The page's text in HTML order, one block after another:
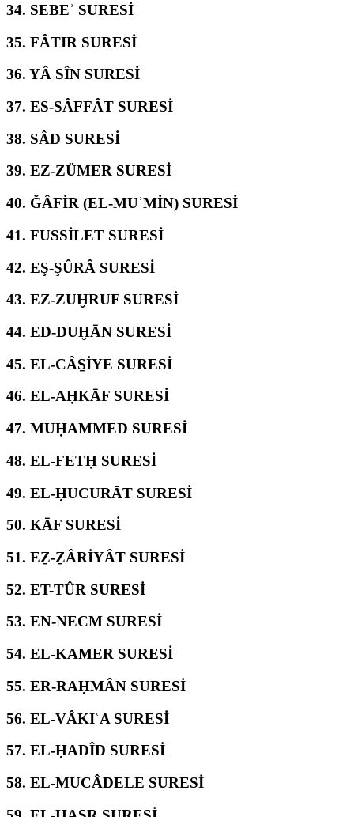
34. SEBEʾ SURESİ
35. FÂTIR SURESİ
36. YÂ SÎN SURESİ
37. ES-SÂFFÂT SURESİ
38. SÂD SURESİ
39. EZ-ZÜMER SURESİ
40. ĞÂFİR (EL-MUʾMİN) SURESİ
41. FUSSİLET SURESİ
42. EŞ-ŞÛRÂ SURESİ
43. EZ-ZUḪRUF SURESİ
44. ED-DUḪĀN SURESİ
45. EL-CÂS̱İYE SURESİ
46. EL-AḤKĀF SURESİ
47. MUḤAMMED SURESİ
48. EL-FETḤ SURESİ
49. EL-ḤUCURĀT SURESİ
50. KĀF SURESİ
51. EẔ-ẔÂRİYÂT SURESİ
52. ET-TÛR SURESİ
53. EN-NECM SURESİ
54. EL-KAMER SURESİ
55. ER-RAḤMÂN SURESİ
56. EL-VÂKIʿA SURESİ
57. EL-ḤADÎD SURESİ
58. EL-MUCÂDELE SURESİ